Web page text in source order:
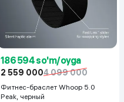
186 594 so'm/oyga
2 559 0004 099 000
Фитнес-браслет Whoop 5.0
Peak, черный